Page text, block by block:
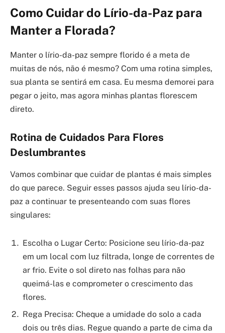
Como Cuidar do Lírio-da-Paz para
Manter a Florada?
Manter o lírio-da-paz sempre florido é a meta de
muitas de nós, não é mesmo? Com uma rotina simples,
sua planta se sentirá em casa. Eu mesma demorei para
pegar o jeito, mas agora minhas plantas florescem
direto.
Rotina de Cuidados Para Flores
Deslumbrantes
Vamos combinar que cuidar de plantas é mais simples
do que parece. Seguir esses passos ajuda seu lírio-da-
paz a continuar te presenteando com suas flores
singulares:
Escolha o Lugar Certo: Posicione seu lírio-da-paz
em um local com luz filtrada, longe de correntes de
ar frio. Evite o sol direto nas folhas para não
queimá-las e comprometer o crescimento das
flores.
Rega Precisa: Cheque a umidade do solo a cada
dois ou três dias. Regue quando a parte de cima da